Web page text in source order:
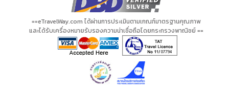
==eTravelWay.com ได้ผ่านการประเมินตามเกณฑ์มาตรฐานคุณภาพ
และได้รับเครื่องหมายรับรองความน่าเชื่อถือโดยกระทรวงพาณิชย์ ==